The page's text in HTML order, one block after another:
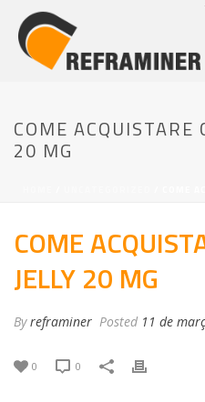
COME ACQUISTARE
20 MG
COME
JELLY 20 MG
Byreframiner Posted 11 de
0 0